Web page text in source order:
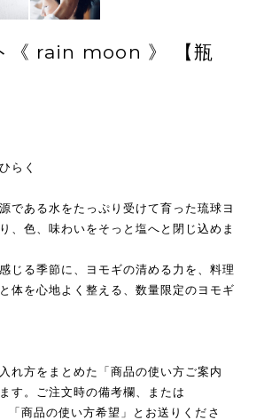
《 rain moon 》 【瓶
らく
である水をたっぷり受けて育った琉球ヨ
、色、味わいをそっと塩へと閉じ込めま
じる季節に、ヨモギの清める力を、料理
体を心地よく整える、数量限定のヨモギ
れ方をまとめた「商品の使い方ご案内
す。ご注文時の備考欄、または
「商品の使い方希望」とお送りくださ